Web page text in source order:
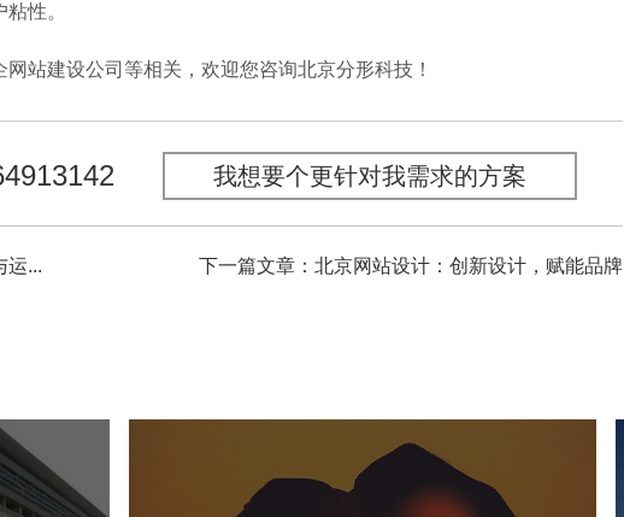
性。
建设公司等相关，欢迎您咨询北京分形科技！
我想要个更针对我需求的方案
运... 下一篇文章：北京网站设计：创新设计，赋能品牌
心
中国人体器官捐献管理中心